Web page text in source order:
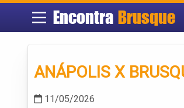
Encontra Brusque
ANÁPOLIS X
11/05/2026